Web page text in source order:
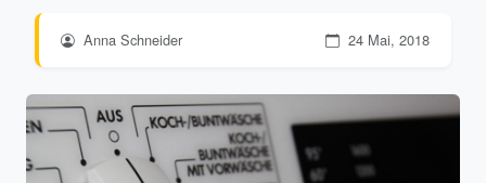
Anna Schneider 24 Mai, 2018